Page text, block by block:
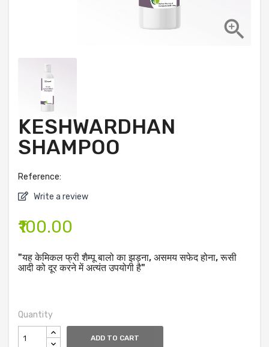

KESHWARDHAN
SHAMPOO
Reference:
Write a review
₹100.00
"यह केमिकल फ्री शैम्पू बालो का झड़ना, असमय सफेद होना, रूसी
आदी को दूर करने में अत्यंत उपयोगी है"
Quantity
ADD TO CART